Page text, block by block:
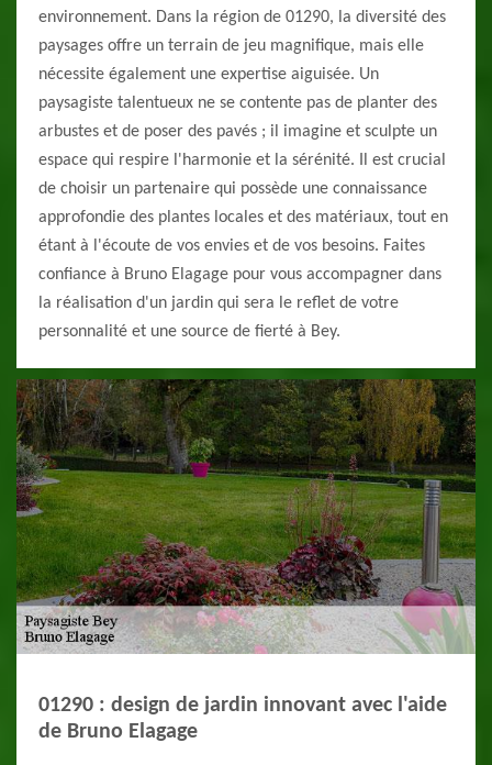
environnement. Dans la région de 01290, la diversité des
paysages offre un terrain de jeu magnifique, mais elle
nécessite également une expertise aiguisée. Un
paysagiste talentueux ne se contente pas de planter des
arbustes et de poser des pavés ; il imagine et sculpte un
espace qui respire l'harmonie et la sérénité. Il est crucial
de choisir un partenaire qui possède une connaissance
approfondie des plantes locales et des matériaux, tout en
étant à l'écoute de vos envies et de vos besoins. Faites
confiance à Bruno Elagage pour vous accompagner dans
la réalisation d'un jardin qui sera le reflet de votre
personnalité et une source de fierté à Bey.
01290 : design de jardin innovant avec l'aide
de Bruno Elagage